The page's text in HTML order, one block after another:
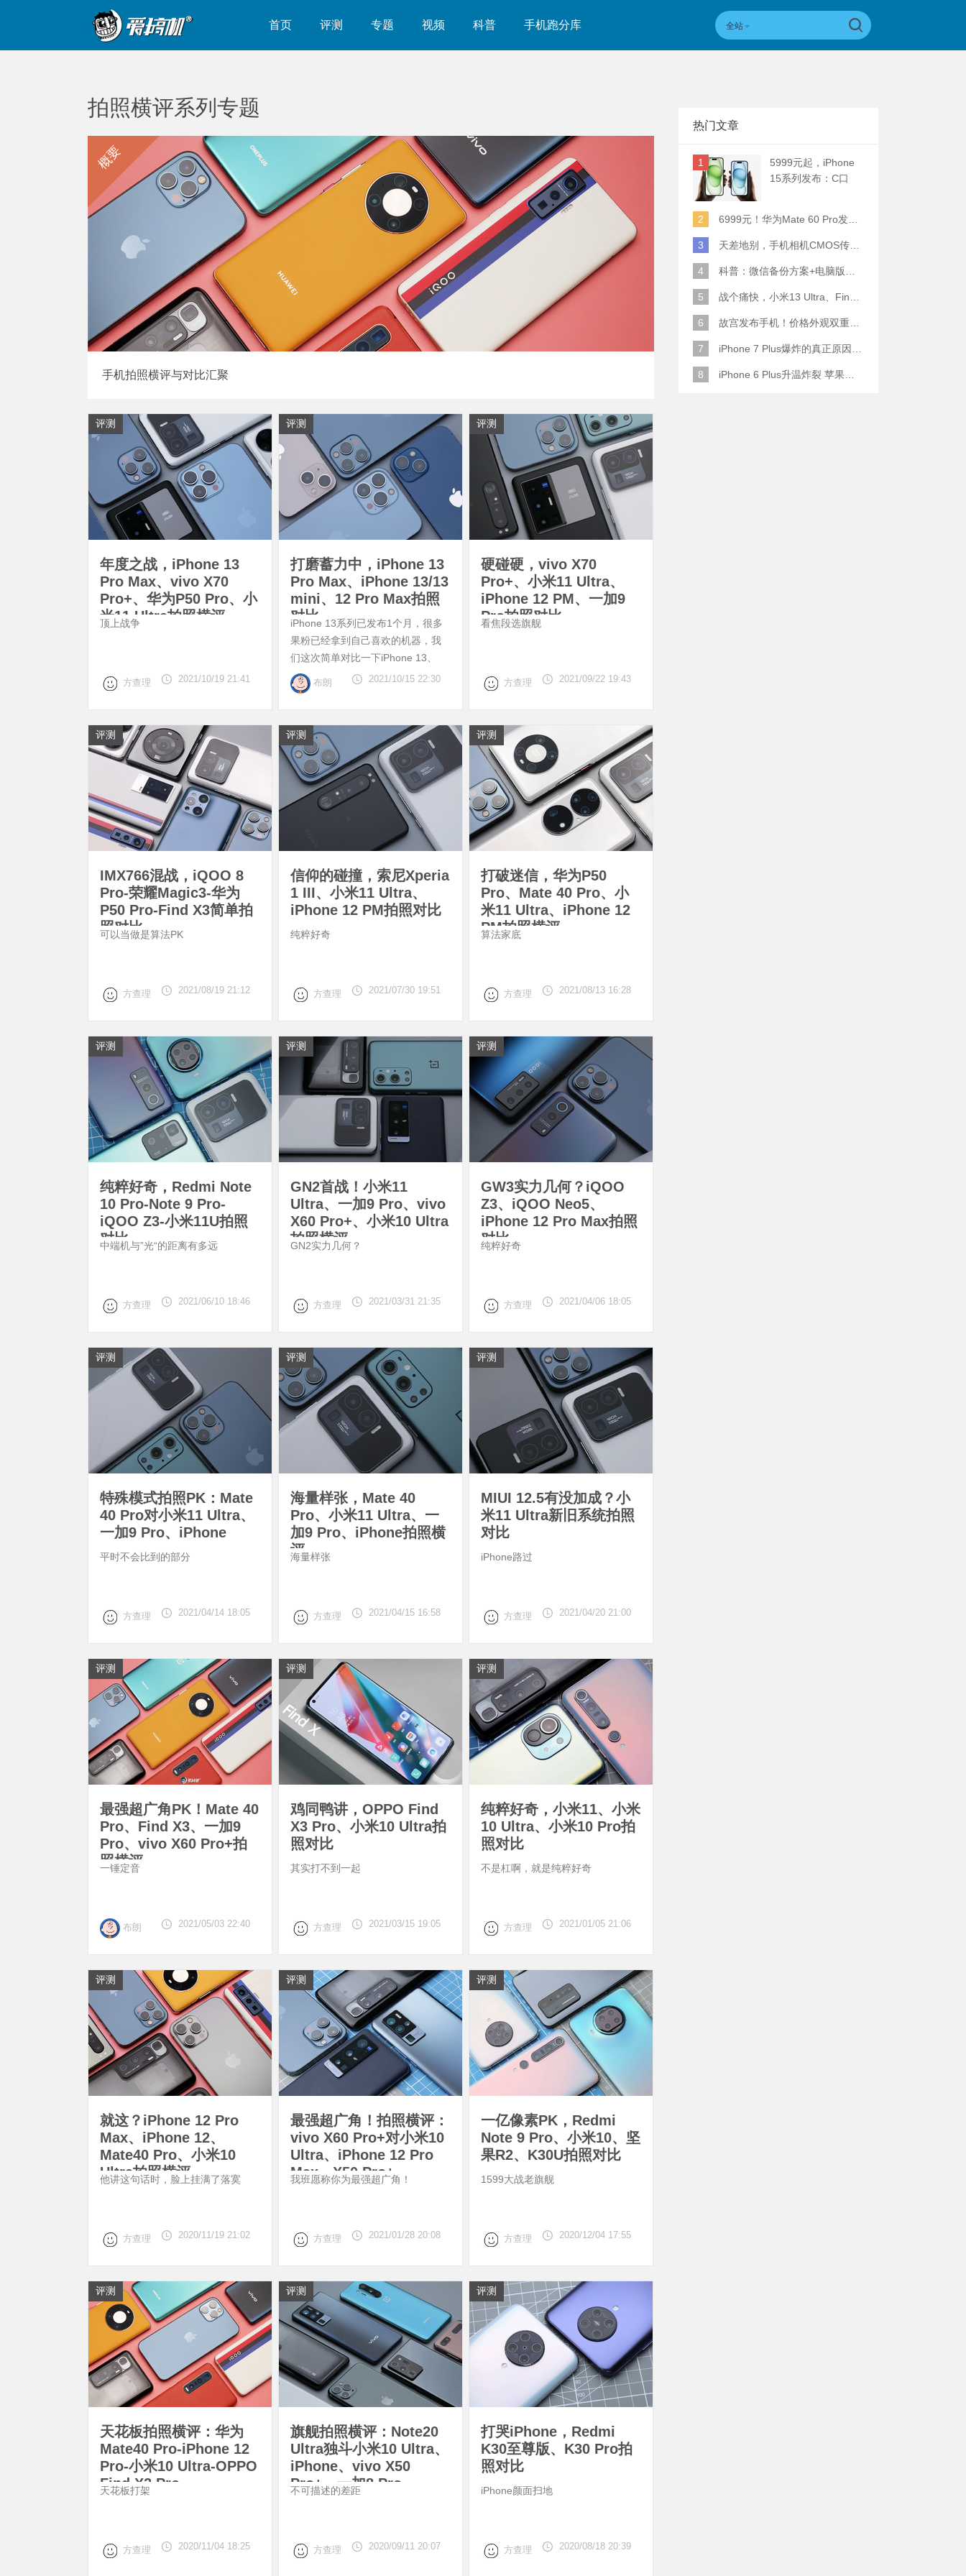
首页 评测 专题 视频 科普 手机跑分库 全站
拍照横评系列专题
概要
手机拍照横评与对比汇聚
评测
年度之战，iPhone 13
Pro Max、vivo X70
Pro+、华为P50 Pro、小
米11 Ultra拍照横评
顶上战争
方查理 2021/10/19 21:41
评测
打磨蓄力中，iPhone 13
Pro Max、iPhone 13/13
mini、12 Pro Max拍照
对比
iPhone 13系列已发布1个月，很多
果粉已经拿到自己喜欢的机器，我
们这次简单对比一下iPhone 13、
iPhone 13 mini、iPhone 13 P
布朗 2021/10/15 22:30
评测
硬碰硬，vivo X70
Pro+、小米11 Ultra、
iPhone 12 PM、一加9
Pro拍照对比
看焦段选旗舰
方查理 2021/09/22 19:43
评测
IMX766混战，iQOO 8
Pro-荣耀Magic3-华为
P50 Pro-Find X3简单拍
照对比
可以当做是算法PK
方查理 2021/08/19 21:12
评测
信仰的碰撞，索尼Xperia
1 III、小米11 Ultra、
iPhone 12 PM拍照对比
纯粹好奇
方查理 2021/07/30 19:51
评测
打破迷信，华为P50
Pro、Mate 40 Pro、小
米11 Ultra、iPhone 12
PM拍照横评
算法家底
方查理 2021/08/13 16:28
评测
纯粹好奇，Redmi Note
10 Pro-Note 9 Pro-
iQOO Z3-小米11U拍照
对比
中端机与”光“的距离有多远
方查理 2021/06/10 18:46
评测
GN2首战！小米11
Ultra、一加9 Pro、vivo
X60 Pro+、小米10 Ultra
拍照横评
GN2实力几何？
方查理 2021/03/31 21:35
评测
GW3实力几何？iQOO
Z3、iQOO Neo5、
iPhone 12 Pro Max拍照
对比
纯粹好奇
方查理 2021/04/06 18:05
评测
特殊模式拍照PK：Mate
40 Pro对小米11 Ultra、
一加9 Pro、iPhone
平时不会比到的部分
方查理 2021/04/14 18:05
评测
海量样张，Mate 40
Pro、小米11 Ultra、一
加9 Pro、iPhone拍照横
评
海量样张
方查理 2021/04/15 16:58
评测
MIUI 12.5有没加成？小
米11 Ultra新旧系统拍照
对比
iPhone路过
方查理 2021/04/20 21:00
评测
最强超广角PK！Mate 40
Pro、Find X3、一加9
Pro、vivo X60 Pro+拍
照横评
一锤定音
布朗 2021/05/03 22:40
评测
鸡同鸭讲，OPPO Find
X3 Pro、小米10 Ultra拍
照对比
其实打不到一起
方查理 2021/03/15 19:05
评测
纯粹好奇，小米11、小米
10 Ultra、小米10 Pro拍
照对比
不是杠啊，就是纯粹好奇
方查理 2021/01/05 21:06
评测
就这？iPhone 12 Pro
Max、iPhone 12、
Mate40 Pro、小米10
Ultra拍照横评
他讲这句话时，脸上挂满了落寞
方查理 2020/11/19 21:02
评测
最强超广角！拍照横评：
vivo X60 Pro+对小米10
Ultra、iPhone 12 Pro
Max、X50 Pro+
我班愿称你为最强超广角！
方查理 2021/01/28 20:08
评测
一亿像素PK，Redmi
Note 9 Pro、小米10、坚
果R2、K30U拍照对比
1599大战老旗舰
方查理 2020/12/04 17:55
评测
天花板拍照横评：华为
Mate40 Pro-iPhone 12
Pro-小米10 Ultra-OPPO
Find X2 Pro
天花板打架
方查理 2020/11/04 18:25
评测
旗舰拍照横评：Note20
Ultra独斗小米10 Ultra、
iPhone、vivo X50
Pro+、一加8 Pro
不可描述的差距
方查理 2020/09/11 20:07
评测
打哭iPhone，Redmi
K30至尊版、K30 Pro拍
照对比
iPhone颜面扫地
方查理 2020/08/18 20:39
热门文章
1
5999元起，iPhone
15系列发布：C口
2
6999元！华为Mate 60 Pro发布：麒麟9000S+卫星通话 (附初步跑分)
3 天差地别，手机相机CMOS传感器实际面积对比
4 科普：微信备份方案+电脑版丢失数据恢复指南
5 战个痛快，小米13 Ultra、Find X6 Pro、vivo X90 Pro+、小米12SU拍照横评
6 故宫发布手机！价格外观双重逆天！
7 iPhone 7 Plus爆炸的真正原因原来是这样
8 iPhone 6 Plus升温炸裂 苹果赔了一部全新的